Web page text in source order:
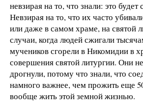
невзирая на то, что знали: это
Невзирая на то, что их часто
или даже в самом храме, на святой
случаи, когда людей сжигали
мучеников сгорели в Никомидии в
совершения святой литургии. Они
дрогнули, потому что знали, что
намного важнее, чем прожить еще
вообще жить этой земной жизнью.